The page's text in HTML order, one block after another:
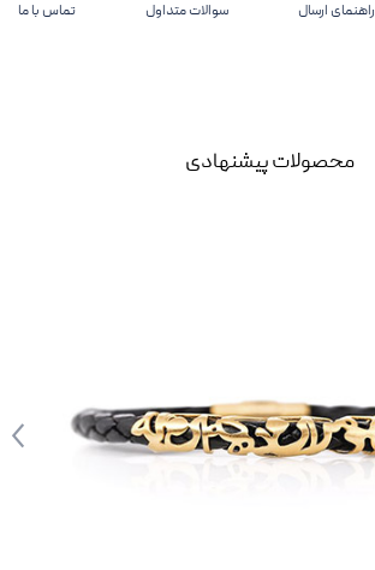
راهنمای ارسال سوالات متداول تماس با ما
محصولات پیشنهادی